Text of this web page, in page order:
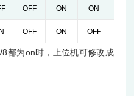
OFF ON ON
OFF ON OFF
都为on时，上位机可修改成